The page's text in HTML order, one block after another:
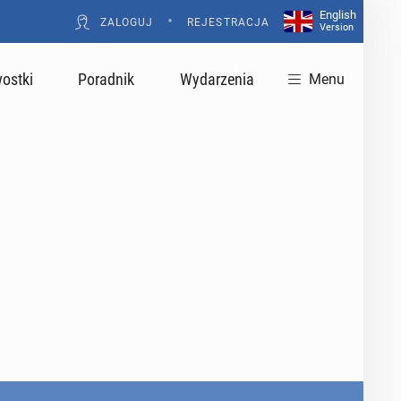
ZALOGUJ • REJESTRACJA
English
Version
Poradnik Wydarzenia Menu